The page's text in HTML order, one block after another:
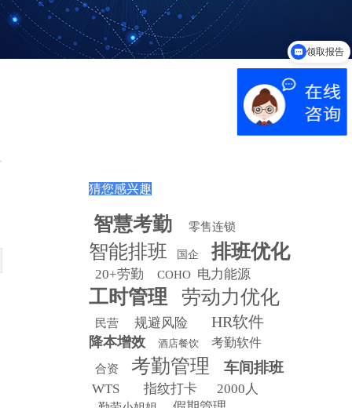
猜您感兴趣
智慧考勤 零售连锁
智能排班 国企 排班优化
20+劳勤 COHO 电力能源
工时管理 劳动力优化
民营 规避风险 HR软件
降本增效 酒店餐饮 考勤软件
合资 考勤管理 车间排班
WTS 指纹打卡 2000人
领取报告